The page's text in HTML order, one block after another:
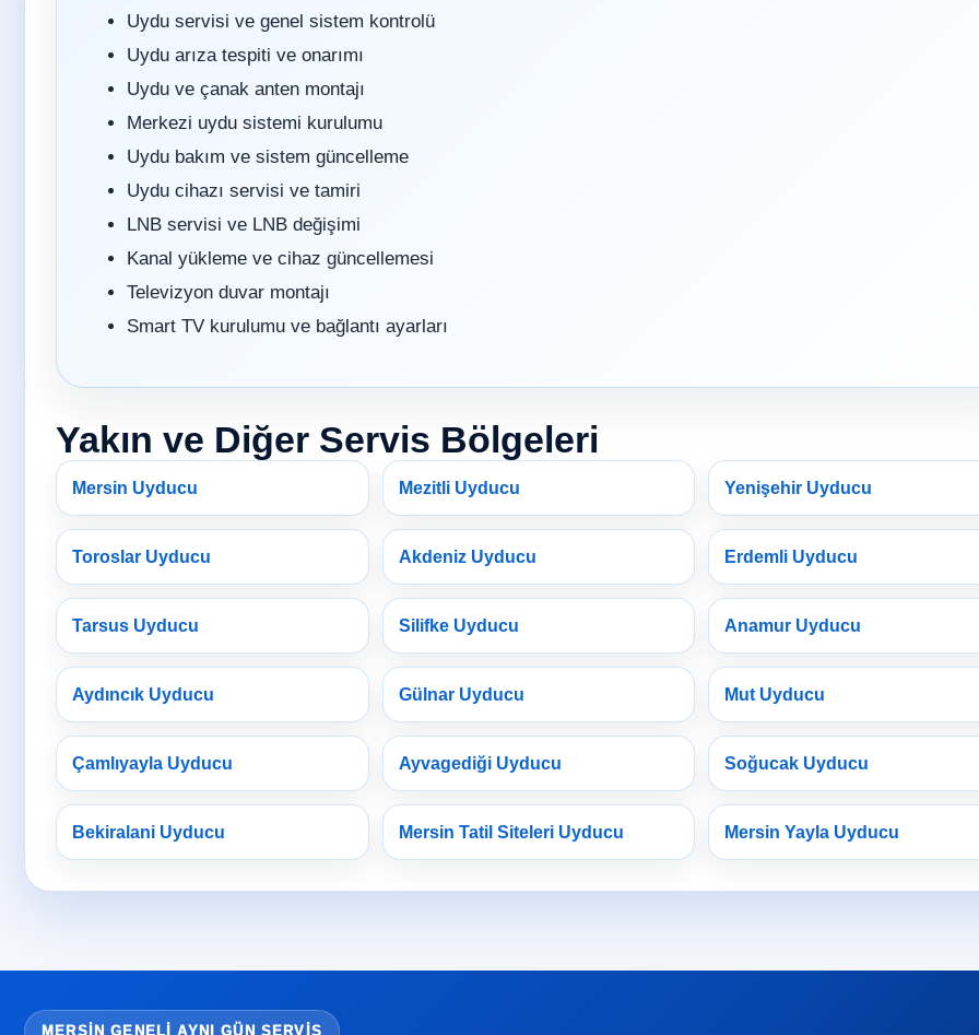
Uydu servisi ve genel sistem kontrolü
Uydu arıza tespiti ve onarımı
Uydu ve çanak anten montajı
Merkezi uydu sistemi kurulumu
Uydu bakım ve sistem güncelleme
Uydu cihazı servisi ve tamiri
LNB servisi ve LNB değişimi
Kanal yükleme ve cihaz güncellemesi
Televizyon duvar montajı
Smart TV kurulumu ve bağlantı ayarları
Yakın ve Diğer Servis Bölgeleri
Mersin Uyducu Mezitli Uyducu Yenişehir Uyducu
Toroslar Uyducu Akdeniz Uyducu Erdemli Uyducu
Tarsus Uyducu Silifke Uyducu Anamur Uyducu
Aydıncık Uyducu Gülnar Uyducu Mut Uyducu
Çamlıyayla Uyducu Ayvagediği Uyducu Soğucak Uyducu
Bekiralani Uyducu Mersin Tatil Siteleri Uyducu Mersin Yayla Uyducu
MERSIN GENELI AYNI GÜN SERVIS